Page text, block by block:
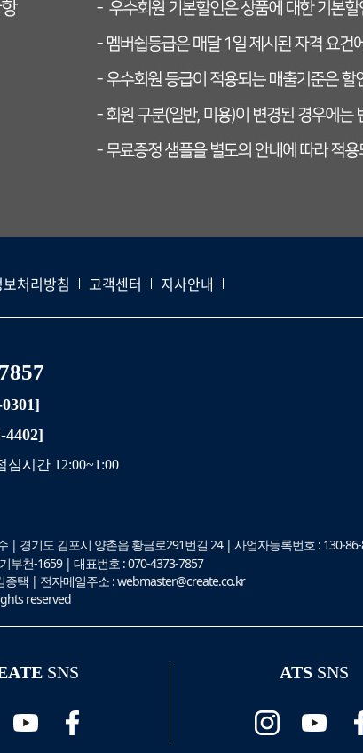
처리방침 고객센터 지사안내
4402]
심시간 12:00~1:00
| 경기도 김포시 양촌읍 황금로291번길 24 | 사업자등록번호 : 130-
부천-1659 | 대표번호 : 070-4373-7857
종택 | 전자메일주소 : webmaster@create.co.kr
reserved
SNS ATSSNS